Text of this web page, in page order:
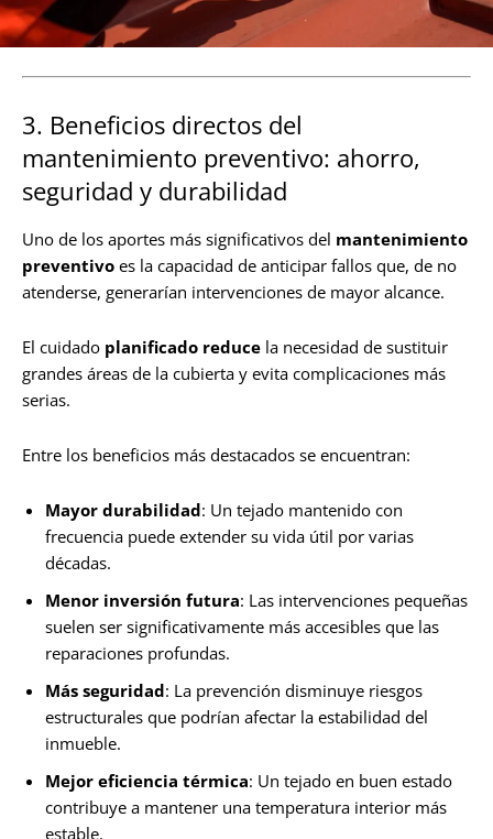
3. Beneficios directos del
mantenimiento preventivo: ahorro,
seguridad y durabilidad
Uno de los aportes más significativos del mantenimiento
preventivo es la capacidad de anticipar fallos que, de no
atenderse, generarían intervenciones de mayor alcance.
El cuidado planificado reduce la necesidad de sustituir
grandes áreas de la cubierta y evita complicaciones más
serias.
Entre los beneficios más destacados se encuentran:
Mayor durabilidad: Un tejado mantenido con
frecuencia puede extender su vida útil por varias
décadas.
Menor inversión futura: Las intervenciones pequeñas
suelen ser significativamente más accesibles que las
reparaciones profundas.
Más seguridad: La prevención disminuye riesgos
estructurales que podrían afectar la estabilidad del
inmueble.
Mejor eficiencia térmica: Un tejado en buen estado
contribuye a mantener una temperatura interior más
estable.